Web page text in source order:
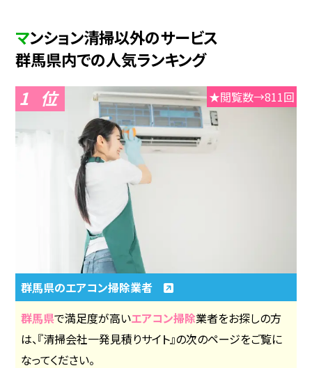
マンション清掃以外のサービス
群馬県内での人気ランキング
1 ★閲覧数→811回
群馬県のエアコン掃除業者
群馬県で満足度が高いエアコン掃除業者をお探しの方
は、『清掃会社一発見積りサイト』の次のページをご覧に
なってください。